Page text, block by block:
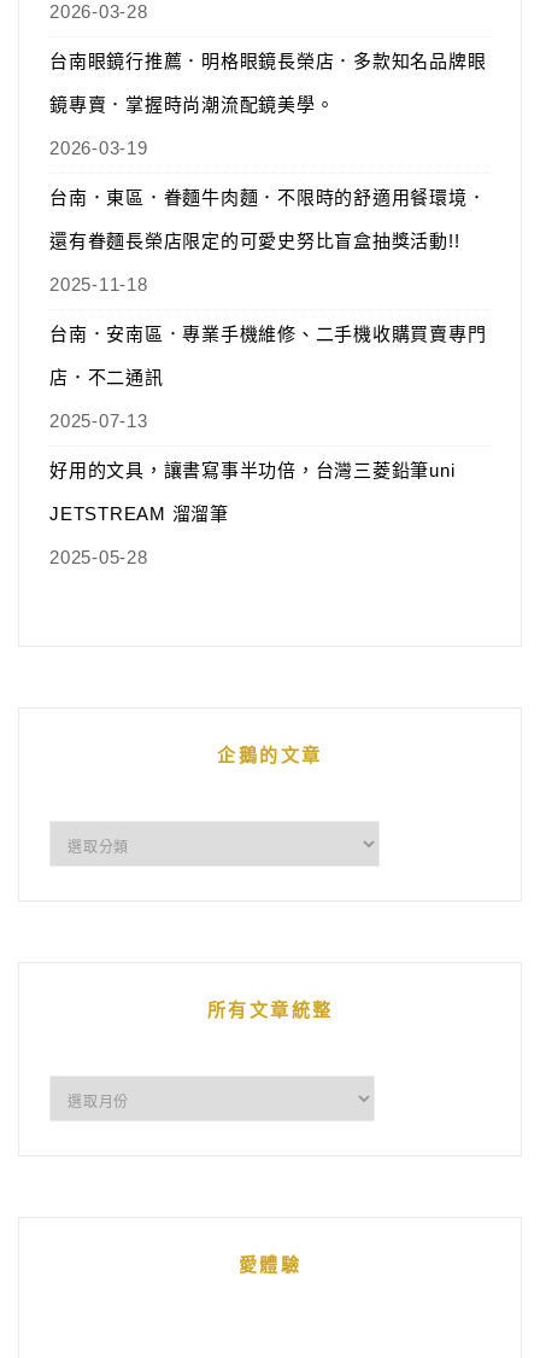
2026-03-28
台南眼鏡行推薦．明格眼鏡長榮店．多款知名品牌眼
鏡專賣．掌握時尚潮流配鏡美學。
2026-03-19
台南．東區．眷麵牛肉麵．不限時的舒適用餐環境．
還有眷麵長榮店限定的可愛史努比盲盒抽獎活動!!
2025-11-18
台南．安南區．專業手機維修、二手機收購買賣專門
店．不二通訊
2025-07-13
好用的文具，讓書寫事半功倍，台灣三菱鉛筆uni
JETSTREAM 溜溜筆
2025-05-28
企鵝的文章
所有文章統整
愛體驗